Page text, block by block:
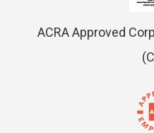
ACRA Approved